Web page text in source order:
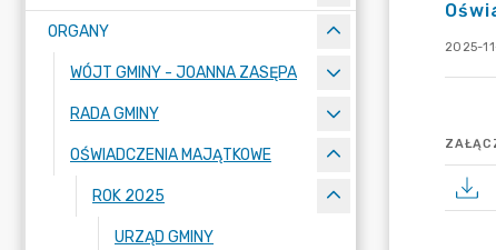
ORGANY
WÓJT GMINY - JOANNA ZASĘPA
RADA GMINY
OŚWIADCZENIA MAJĄTKOWE
ROK 2025
URZĄD GMINY
2025-